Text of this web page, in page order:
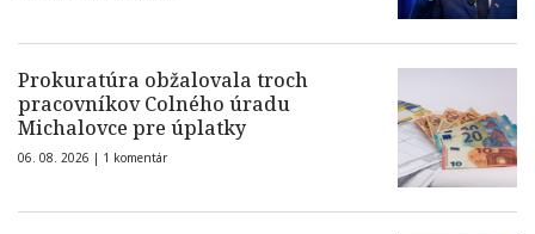
Prokuratúra obžalovala troch
pracovníkov Colného úradu
Michalovce pre úplatky
06. 08. 2026 | 1 komentár